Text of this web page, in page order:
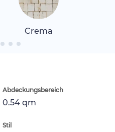
Crema
Abdeckungsbereich
0.54 qm
Stil